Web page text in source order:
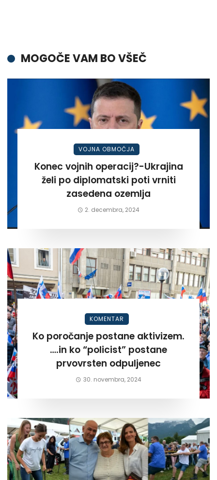
MOGOČE VAM BO VŠEČ
VOJNA OBMOČJA
Konec vojnih operacij?-Ukrajina
želi po diplomatski poti vrniti
zasedena ozemlja
2. decembra, 2024
KOMENTAR
Ko poročanje postane aktivizem.
….in ko “policist” postane
prvovrsten odpuljenec
30. novembra, 2024